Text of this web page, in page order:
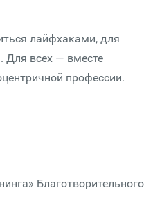
лайфхаками, для
Для всех — вместе
профессии.
Благотворительного